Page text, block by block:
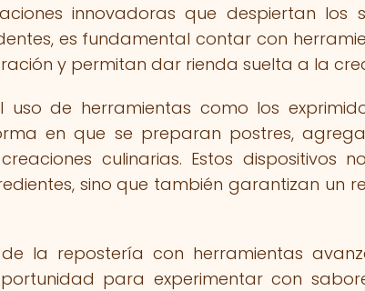
innovadoras que despiertan los
es fundamental contar con
y permitan dar rienda suelta a la
uso de herramientas como los
en que se preparan postres,
culinarias. Estos dispositivos
sino que también garantizan un
la repostería con herramientas
para experimentar con